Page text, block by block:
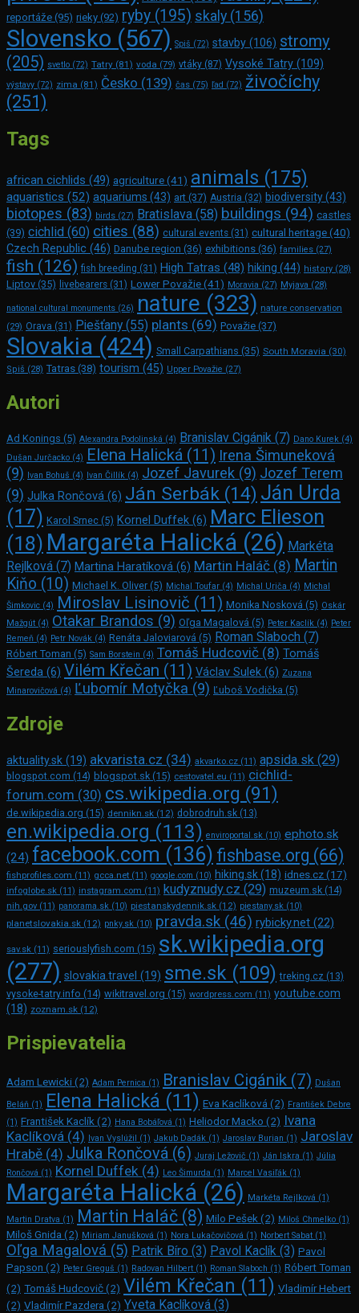
reportáže (95) rieky (92) ryby (195) skaly (156)
Slovensko (567) Spiš (72) stavby (106) stromy
(205) svetlo (72) Tatry (81) voda (79) vtáky (87) Vysoké Tatry (109)
výstavy (72) zima (81) Česko (139) čas (75) ľad (72) živočíchy
(251)
Tags
african cichlids (49) agriculture(41) animals (175)
aquaristics (52) aquariums (43) art (37) Austria (32) biodiversity(43)
biotopes (83) birds (27) Bratislava (58) buildings (94) castles
(39) cichlid (60) cities (88) cultural events (31) cultural heritage (40)
Czech Republic (46) Danube region (36) exhibitions (36) families (27)
fish (126) fish breeding (31) High Tatras (48) hiking (44) history (28)
Liptov (35) livebearers (31) Lower Považie(41) Moravia (27) Myjava (28)
national cultural monuments (26) nature (323) nature conservation
(29) Orava (31) Piešťany (55) plants (69) Považie (37)
Slovakia (424) Small Carpathians (35) South Moravia (30)
Spiš (28) Tatras (38) tourism (45) Upper Považie (27)
Autori
Ad Konings (5) Alexandra Podolinská (4) Branislav Cigánik (7) Dano Kurek (4)
Dušan Jurčacko (4) Elena Halická (11) Irena Šimuneková
(9) Ivan Bohuš (4) Ivan Čillík (4) Jozef Javurek (9) Jozef Terem
(9) Julka Rončová (6) Ján Serbák (14) Ján Urda
(17) Karol Srnec (5) Kornel Duffek (6) Marc Elie­son
(18) Margaréta Halická (26) Markéta
Rejlková (7) Martina Haratíková (6) Martin Haláč (8) Martin
Kiňo (10) Michael K. Oliver (5) Michal Toufar (4) Michal Uriča (4) Michal
Šimkovic (4) Miroslav Lisinovič (11) Monika Nosková (5) Oskár
Mažgút (4) Otakar Brandos (9) Oľga Magalová (5) Peter Kaclík (4) Peter
Remeň (4) Petr Novák (4) Renáta Jaloviarová (5) Roman Slaboch (7)
Róbert Toman (5) Sam Bors­tein (4) Tomáš Hudcovič (8) Tomáš
Šereda (6) Vilém Křečan (11) Václav Sulek (6) Zuzana
Minarovičová (4) Ľubomír Motyčka (9) Ľuboš Vodička (5)
Zdroje
aktuality.sk (19) akvarista.cz (34) akvarko.cz (11) apsida.sk (29)
blogspot.com (14) blogspot.sk (15) cestovatel.eu (11) cichlid-
forum.com (30) cs.wikipedia.org (91)
de.wikipedia.org (15) dennikn.sk (12) dobrodruh.sk (13)
en.wikipedia.org (113) enviroportal.sk (10) ephoto.sk
(24) facebook.com (136) fishbase.org (66)
fishprofiles.com (11) gcca.net (11) google.com (10) hiking.sk(18) idnes.cz(17)
infoglobe.sk (11) instagram.com (11) kudyznudy.cz (29) muzeum.sk (14)
nih.gov (11) panorama.sk (10) piestanskydennik.sk (12) piestany.sk (10)
planetslovakia.sk (12) pnky.sk (10) pravda.sk (46) rybicky.net (22)
sav.sk (11) seriouslyfish.com (15) sk.wikipedia.org
(277) slovakia.travel (19) sme.sk (109) treking.cz (13)
vysoke-tatry.info (14) wikitravel.org (15) wordpress.com (11) youtube.com
(18) zoznam.sk (12)
Prispievatelia
Adam Lewicki(2) Adam Pernica (1) Branislav Cigánik (7) Dušan
Beláň (1) Elena Halická (11) Eva Kaclíková (2) František Debre
(1) František Kaclík (2) Hana Bobáľová (1) Heliodor Macko (2) Ivana
Kaclíková (4) Ivan Vyslúžil (1) Jakub Dadák (1) Jaroslav Burian (1) Jaroslav
Hrabě (4) Julka Rončová (6) Juraj Ležovič (1) Ján Iskra (1) Júlia
Rončová (1) Kornel Duffek (4) Leo Šimurda (1) Marcel Vasiľák (1)
Margaréta Halická (26) Markéta Rejlková (1)
Martin Dratva (1) Martin Haláč (8) Milo Pešek (2) Miloš Chmelko (1)
Miloš Gnida (2) Miriam Janušková (1) Nora Lukačovičová (1) Norbert Sabat (1)
Oľga Magalová (5) Patrik Bíro (3) Pavol Kaclík (3) Pavol
Papson (2) Peter Greguš (1) Radovan Hilbert (1) Roman Slaboch (1) Róbert Toman
(2) Tomáš Hudcovič(2) Vilém Křečan (11) Vladimír Hebert
(2) Vladimír Pazdera (2) Yveta Kaclíková (3)